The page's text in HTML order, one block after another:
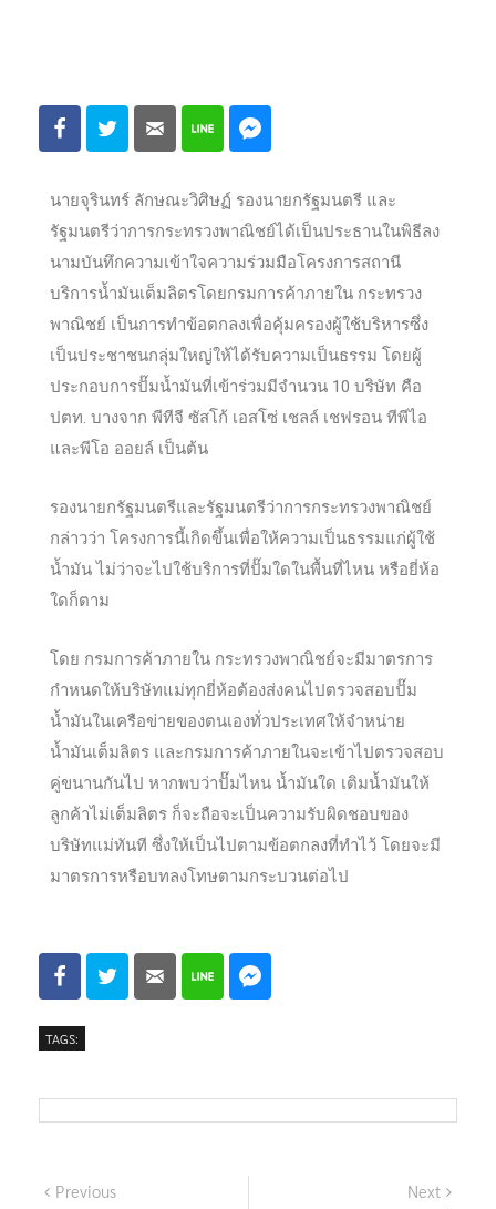
นายจุรินทร์ ลักษณะวิศิษฏ์ รองนายกรัฐมนตรี และ
รัฐมนตรีว่าการกระทรวงพาณิชย์ได้เป็นประธานในพิธีลง
นามบันทึกความเข้าใจความร่วมมือโครงการสถานี
บริการน้ำมันเต็มลิตรโดยกรมการค้าภายใน กระทรวง
พาณิชย์ เป็นการทำข้อตกลงเพื่อคุ้มครองผู้ใช้บริหารซึ่ง
เป็นประชาชนกลุ่มใหญ่ให้ได้รับความเป็นธรรม โดยผู้
ประกอบการปั๊มน้ำมันที่เข้าร่วมมีจำนวน 10 บริษัท คือ
ปตท. บางจาก พีทีจี ซัสโก้ เอสโซ่ เชลล์ เชฟรอน ทีพีไอ
และพีโอ ออยล์ เป็นต้น
รองนายกรัฐมนตรีและรัฐมนตรีว่าการกระทรวงพาณิชย์
กล่าวว่า โครงการนี้เกิดขึ้นเพื่อให้ความเป็นธรรมแก่ผู้ใช้
น้ำมัน ไม่ว่าจะไปใช้บริการที่ปั๊มใดในพื้นที่ไหน หรือยี่ห้อ
ใดก็ตาม
โดย กรมการค้าภายใน กระทรวงพาณิชย์จะมีมาตรการ
กำหนดให้บริษัทแม่ทุกยี่ห้อต้องส่งคนไปตรวจสอบปั๊ม
น้ำมันในเครือข่ายของตนเองทั่วประเทศให้จำหน่าย
น้ำมันเต็มลิตร และกรมการค้าภายในจะเข้าไปตรวจสอบ
คู่ขนานกันไป หากพบว่าปั๊มไหน น้ำมันใด เติมน้ำมันให้
ลูกค้าไม่เต็มลิตร ก็จะถือจะเป็นความรับผิดชอบของ
บริษัทแม่ทันที ซึ่งให้เป็นไปตามข้อตกลงที่ทำไว้ โดยจะมี
มาตรการหรือบทลงโทษตามกระบวนต่อไป
TAGS:
Previous Next